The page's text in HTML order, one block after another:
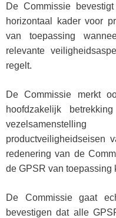
De Commissie
horizontaal kader voor
van toepassing
relevante
regelt.
De Commissie merkt
hoofdzakelijk
productveiligheidseisen
redenering van de
de GPSR van toepassing
De Commissie gaat
bevestigen dat alle